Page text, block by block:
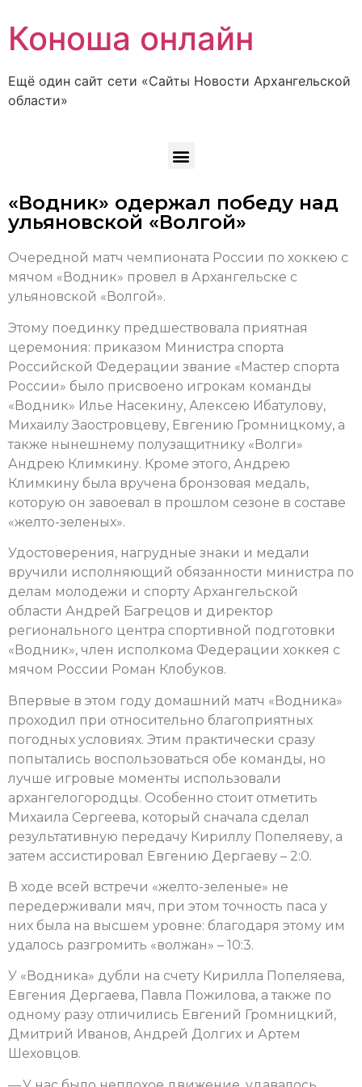
Коноша онлайн
Ещё один сайт сети «Сайты Новости Архангельской
области»
«Водник» одержал победу над
ульяновской «Волгой»
Очередной матч чемпионата России по хоккею с
мячом «Водник» провел в Архангельске с
ульяновской «Волгой».
Этому поединку предшествовала приятная
церемония: приказом Министра спорта
Российской Федерации звание «Мастер спорта
России» было присвоено игрокам команды
«Водник» Илье Насекину, Алексею Ибатулову,
Михаилу Заостровцеву, Евгению Громницкому, а
также нынешнему полузащитнику «Волги»
Андрею Климкину. Кроме этого, Андрею
Климкину была вручена бронзовая медаль,
которую он завоевал в прошлом сезоне в составе
«желто-зеленых».
Удостоверения, нагрудные знаки и медали
вручили исполняющий обязанности министра по
делам молодежи и спорту Архангельской
области Андрей Багрецов и директор
регионального центра спортивной подготовки
«Водник», член исполкома Федерации хоккея с
мячом России Роман Клобуков.
Впервые в этом году домашний матч «Водника»
проходил при относительно благоприятных
погодных условиях. Этим практически сразу
попытались воспользоваться обе команды, но
лучше игровые моменты использовали
архангелогородцы. Особенно стоит отметить
Михаила Сергеева, который сначала сделал
результативную передачу Кириллу Попеляеву, а
затем ассистировал Евгению Дергаеву – 2:0.
В ходе всей встречи «желто-зеленые» не
передерживали мяч, при этом точность паса у
них была на высшем уровне: благодаря этому им
удалось разгромить «волжан» – 10:3.
У «Водника» дубли на счету Кирилла Попеляева,
Евгения Дергаева, Павла Пожилова, а также по
одному разу отличились Евгений Громницкий,
Дмитрий Иванов, Андрей Долгих и Артем
Шеховцов.